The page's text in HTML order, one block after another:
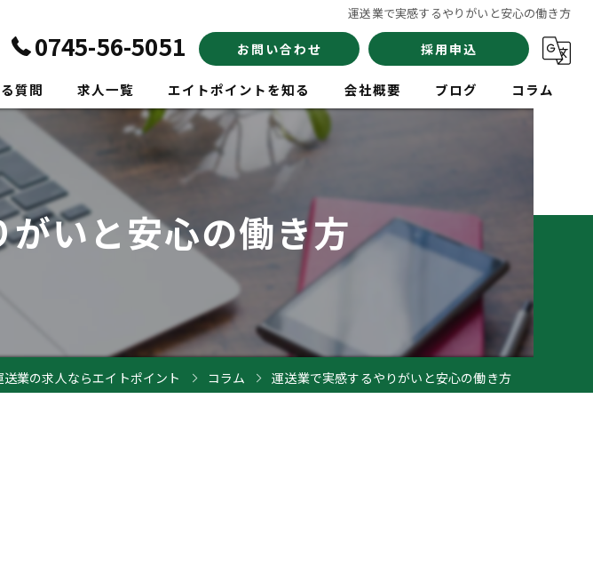
運送業で実感するやりがいと安心の働き方
0745-56-5051 お問い合わせ 採用申込
質問 求人一覧 エイトポイントを知る
正社員
未経験
ドライバー
会社概要 ブログ コラム
いと安心の働き方
業の求人ならエイトポイント コラム 運送業で実感するやりがいと安心の働き方